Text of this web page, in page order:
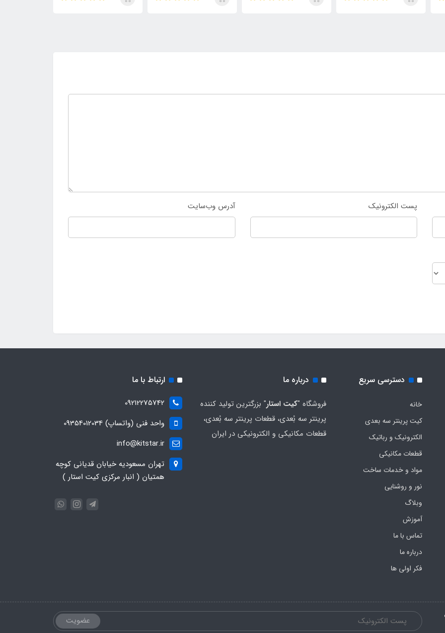
پست الکترونیک آدرس وب‌سایت
دسترسی سریع
خانه
کیت پرینتر سه بعدی
الکترونیک و رباتیک
قطعات مکانیکی
مواد و خدمات ساخت
نور و روشنایی
وبلاگ
آموزش
تماس با ما
درباره ما
فکر اولی ها
درباره ما
فروشگاه "کیت استار" بزرگترین تولید کننده
پرینتر سه بُعدی، قطعات پرینتر سه بُعدی،
قطعات مکانیکی و الکترونیکی در ایران
ارتباط با ما
09212275742
واحد فنی (واتساپ) 09354012034
info@kitstar.ir
تهران مسعودیه خیابان قدیانی کوچه
همتیان ( انبار مرکزی کیت استار )
عضویت